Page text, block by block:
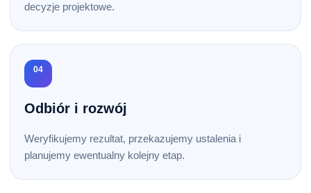
decyzje projektowe.
04
Odbiór i rozwój
Weryfikujemy rezultat, przekazujemy ustalenia i
planujemy ewentualny kolejny etap.